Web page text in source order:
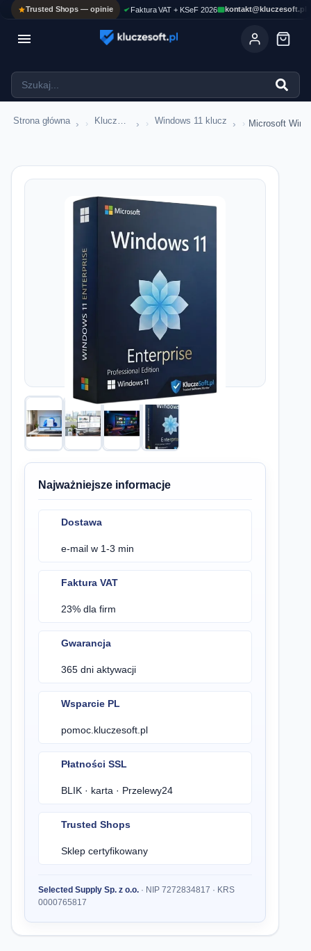
Trusted Shops — opinie Faktura VAT + KSeF 2026 kontakt@kluczesoft.pl

Strona główna › Klucze Windows › Windows 11 klucz › Microsoft
Najważniejsze informacje
Dostawa
e-mail w 1-3 min
Faktura VAT
23% dla firm
Gwarancja
365 dni aktywacji
Wsparcie PL
pomoc.kluczesoft.pl
Płatności SSL
BLIK · karta · Przelewy24
Trusted Shops
Sklep certyfikowany
Selected Supply Sp. z o.o. · NIP 7272834817 · KRS
0000765817